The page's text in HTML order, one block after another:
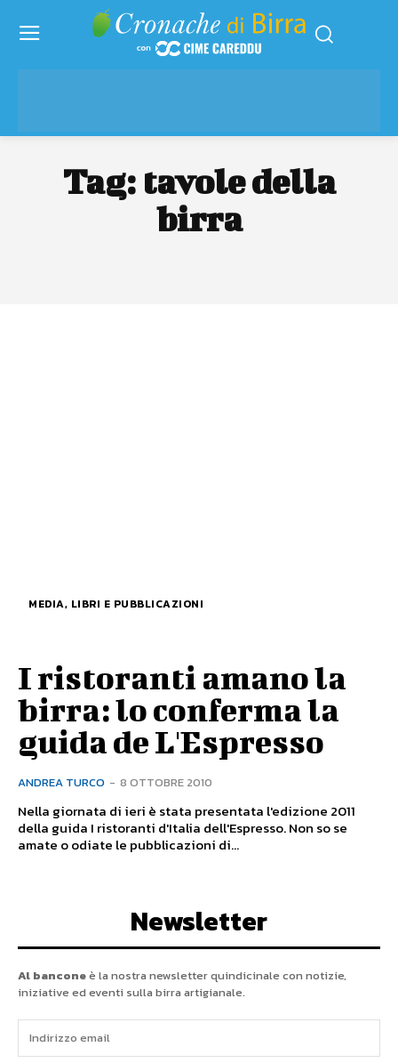
Tag: tavole della
birra
MEDIA, LIBRI E PUBBLICAZIONI
I ristoranti amano la
birra: lo conferma la
guida de L'Espresso
ANDREA TURCO - 8 OTTOBRE 2010
Nella giornata di ieri è stata presentata l'edizione 2011
della guida I ristoranti d'Italia dell'Espresso. Non so se
amate o odiate le pubblicazioni di...
Newsletter
Al banconeè la nostra newsletter quindicinale con notizie,
iniziative ed eventi sulla birra artigianale.